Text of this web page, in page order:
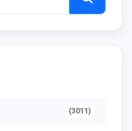
(3011)